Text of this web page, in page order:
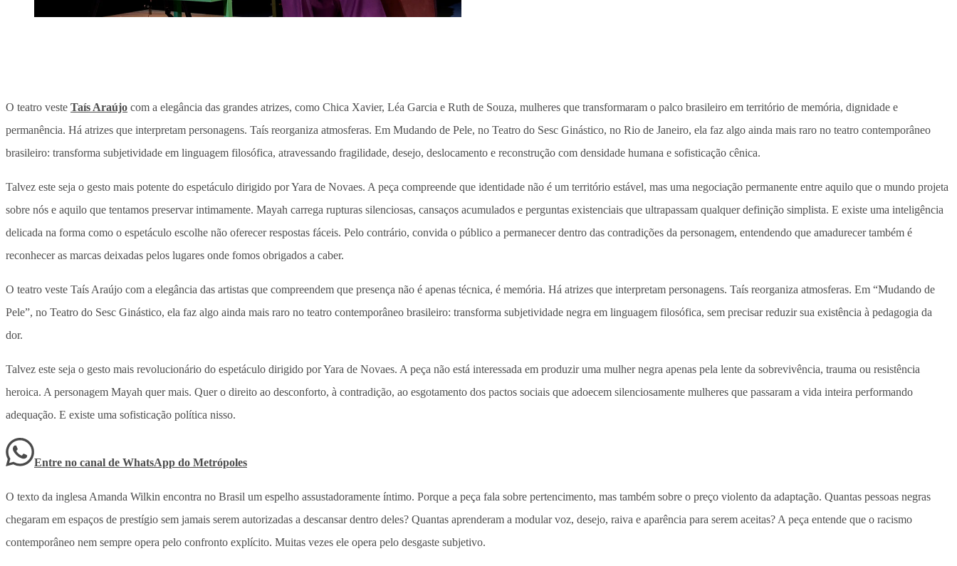
O teatro veste Taís Araújo com a elegância das grandes atrizes, como Chica Xavier, Léa Garcia e Ruth de Souza, mulheres que transformaram o palco brasileiro em território de memória, dignidade e
permanência. Há atrizes que interpretam personagens. Taís reorganiza atmosferas. Em Mudando de Pele, no Teatro do Sesc Ginástico, no Rio de Janeiro, ela faz algo ainda mais raro no teatro contemporâneo
brasileiro: transforma subjetividade em linguagem filosófica, atravessando fragilidade, desejo, deslocamento e reconstrução com densidade humana e sofisticação cênica.
Talvez este seja o gesto mais potente do espetáculo dirigido por Yara de Novaes. A peça compreende que identidade não é um território estável, mas uma negociação permanente entre aquilo que o mundo projeta
sobre nós e aquilo que tentamos preservar intimamente. Mayah carrega rupturas silenciosas, cansaços acumulados e perguntas existenciais que ultrapassam qualquer definição simplista. E existe uma inteligência
delicada na forma como o espetáculo escolhe não oferecer respostas fáceis. Pelo contrário, convida o público a permanecer dentro das contradições da personagem, entendendo que amadurecer também é
reconhecer as marcas deixadas pelos lugares onde fomos obrigados a caber.
O teatro veste Taís Araújo com a elegância das artistas que compreendem que presença não é apenas técnica, é memória. Há atrizes que interpretam personagens. Taís reorganiza atmosferas. Em “Mudando de
Pele”, no Teatro do Sesc Ginástico, ela faz algo ainda mais raro no teatro contemporâneo brasileiro: transforma subjetividade negra em linguagem filosófica, sem precisar reduzir sua existência à pedagogia da
dor.
Talvez este seja o gesto mais revolucionário do espetáculo dirigido por Yara de Novaes. A peça não está interessada em produzir uma mulher negra apenas pela lente da sobrevivência, trauma ou resistência
heroica. A personagem Mayah quer mais. Quer o direito ao desconforto, à contradição, ao esgotamento dos pactos sociais que adoecem silenciosamente mulheres que passaram a vida inteira performando
adequação. E existe uma sofisticação política nisso.
Entre no canal de WhatsApp do Metrópoles
O texto da inglesa Amanda Wilkin encontra no Brasil um espelho assustadoramente íntimo. Porque a peça fala sobre pertencimento, mas também sobre o preço violento da adaptação. Quantas pessoas negras
chegaram em espaços de prestígio sem jamais serem autorizadas a descansar dentro deles? Quantas aprenderam a modular voz, desejo, raiva e aparência para serem aceitas? A peça entende que o racismo
contemporâneo nem sempre opera pelo confronto explícito. Muitas vezes ele opera pelo desgaste subjetivo.